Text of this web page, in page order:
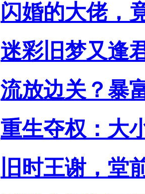
闪婚的大佬，
迷彩旧梦又逢
流放边关？暴
重生夺权：大
旧时王谢，堂